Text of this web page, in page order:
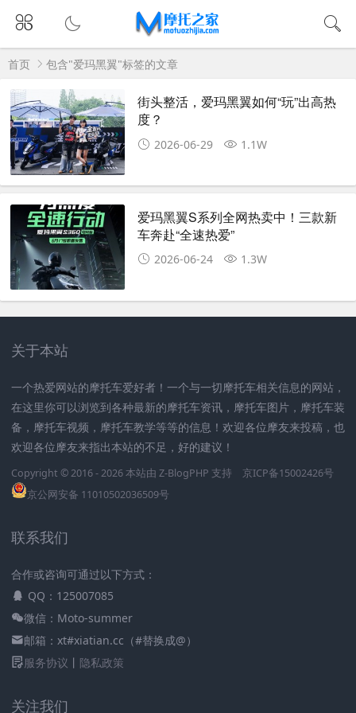
首页 包含"爱玛黑翼"标签的文章
街头整活，爱玛黑翼如何“玩”出高热
度？
2026-06-29 1.1W
爱玛黑翼S系列全网热卖中！三款新
车奔赴“全速热爱”
2026-06-24 1.3W
关于本站
一个热爱网站的摩托车爱好者！一个与一切摩托车相关信息的网站，
在这里你可以浏览到各种最新的摩托车资讯，摩托车图片，摩托车装
备，摩托车视频，摩托车教学等等的信息！欢迎各位摩友来投稿，也
欢迎各位摩友来指出本站的不足，好的建议！
Copyright © 2016 - 2026 本站由 Z-BlogPHP 支持
京ICP备15002426号
京公网安备 11010502036509号
联系我们
合作或咨询可通过以下方式：
QQ：125007085
微信：Moto-summer
邮箱：xt#xiatian.cc（#替换成@）
服务协议 丨 隐私政策
关注我们